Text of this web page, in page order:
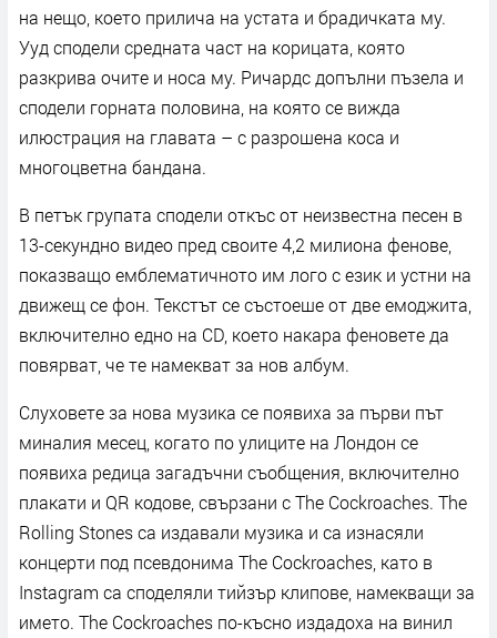
на нещо, което прилича на устата и брадичката му.
Ууд сподели средната част на корицата, която
разкрива очите и носа му. Ричардс допълни пъзела и
сподели горната половина, на която се вижда
илюстрация на главата – с разрошена коса и
многоцветна бандана.
В петък групата сподели откъс от неизвестна песен в
13-секундно видео пред своите 4,2 милиона фенове,
показващо емблематичното им лого с език и устни на
движещ се фон. Текстът се състоеше от две емоджита,
включително едно на CD, което накара феновете да
повярват, че те намекват за нов албум.
Слуховете за нова музика се появиха за първи път
миналия месец, когато по улиците на Лондон се
появиха редица загадъчни съобщения, включително
плакати и QR кодове, свързани с The Cockroaches. The
Rolling Stones са издавали музика и са изнасяли
концерти под псевдонима The Cockroaches, като в
Instagram са споделяли тийзър клипове, намекващи за
името. The Cockroaches по-късно издадоха на винил